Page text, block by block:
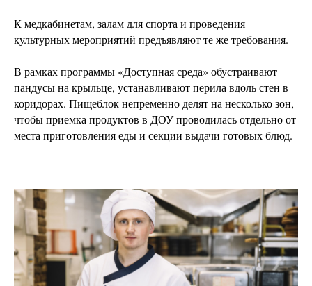
К медкабинетам, залам для спорта и проведения
культурных мероприятий предъявляют те же требования.
В рамках программы «Доступная среда» обустраивают
пандусы на крыльце, устанавливают перила вдоль стен в
коридорах. Пищеблок непременно делят на несколько зон,
чтобы приемка продуктов в ДОУ проводилась отдельно от
места приготовления еды и секции выдачи готовых блюд.